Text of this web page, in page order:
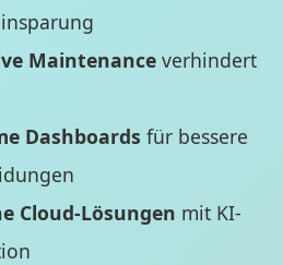
Maintenanceverhindert
Dashboards für bessere
Cloud-Lösungen mit KI-